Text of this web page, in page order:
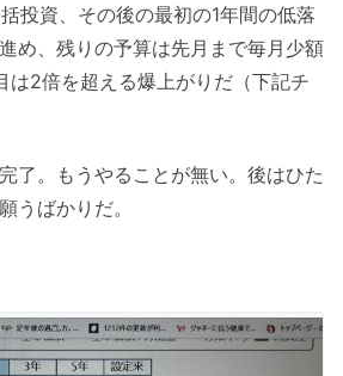
投資、その後の最初の1年間の低落
め、残りの予算は先月まで毎月少額
は2倍を超える爆上がりだ（下記チ
了。もうやることが無い。後はひた
うばかりだ。